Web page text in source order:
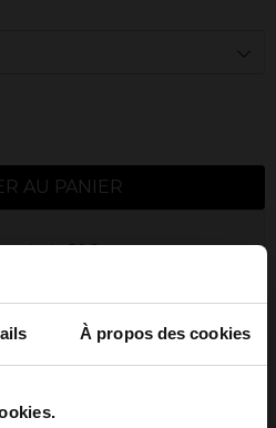
À propos des cookies
AU PANIER
de 50€
magasin